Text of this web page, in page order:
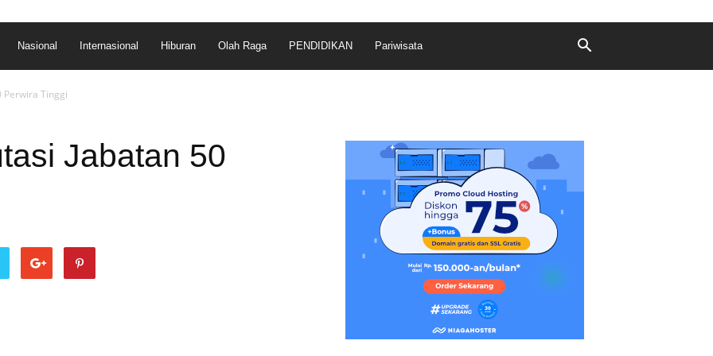
Nasional Internasional Hiburan Olah Raga PENDIDIKAN Pariwisata
Perwira Tinggi
Jabatan 50